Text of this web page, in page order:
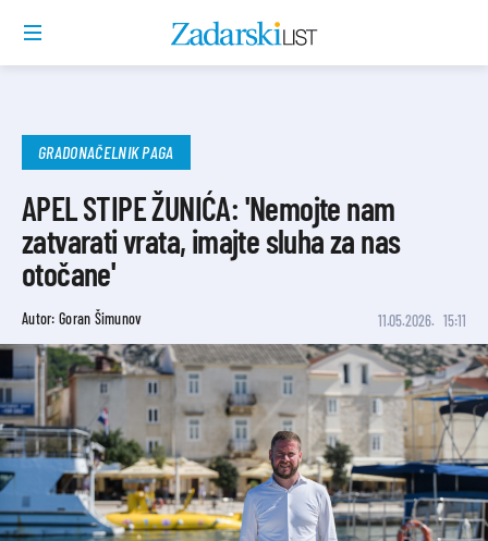
GRADONAČELNIK PAGA
APEL STIPE ŽUNIĆA: 'Nemojte nam
zatvarati vrata, imajte sluha za nas
otočane'
Autor: Goran Šimunov 11.05.2026. 15:11